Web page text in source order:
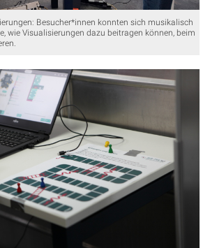
Besucher*innen konnten sich musikalisch
wie Visualisierungen dazu beitragen können, beim